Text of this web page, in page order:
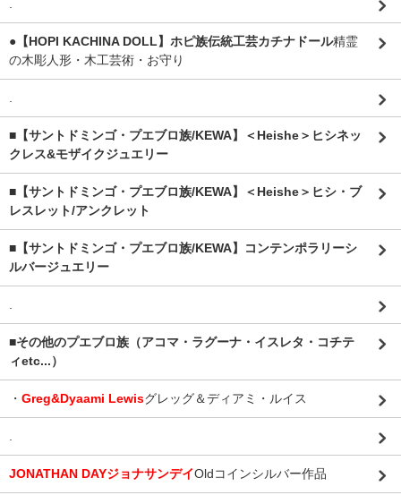
.
●【HOPI KACHINA DOLL】ホピ族伝統工芸カチナドール精霊
の木彫人形・木工芸術・お守り
.
■【サントドミンゴ・プエブロ族/KEWA】＜Heishe＞ヒシネッ
クレス&モザイクジュエリー
■【サントドミンゴ・プエブロ族/KEWA】＜Heishe＞ヒシ・ブ
レスレット/アンクレット
■【サントドミンゴ・プエブロ族/KEWA】コンテンポラリーシ
ルバージュエリー
.
■その他のプエブロ族（アコマ・ラグーナ・イスレタ・コチテ
ィetc...）
・ Greg&Dyaami Lewisグレッグ＆ディアミ・ルイス
.
JONATHAN DAYジョナサンデイOldコインシルバー作品